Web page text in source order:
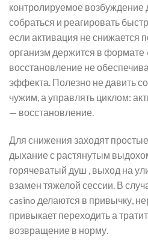
контролируемое возбуждение
собраться и реагировать
если активация не снижается
организм держится в формате
восстановление не
эффекта. Полезно не давить
чужим, а управлять циклом:
— восстановление.
Для снижения заходят
дыхание с растянутым выдохом
горячеватый душ , выход на
взамен тяжелой сессии. В
casino делаются в привычку,
привыкает переходить а
возвращение в норму.